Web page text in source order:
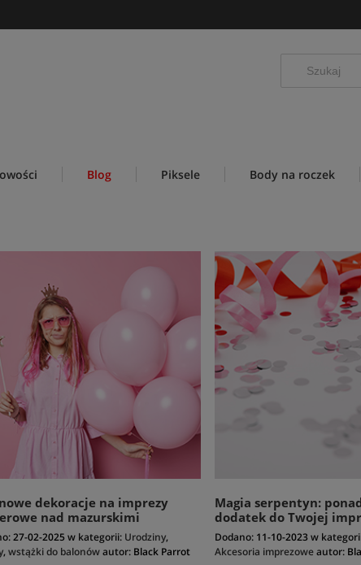
Blog Piksele Body na roczek
dekoracje na imprezy
nad mazurskimi
27-02-2025 w kategorii: Urodziny,
, wstążki do balonówautor: Black Parrot
Magia serpentyn:
dodatek do Twojej
Dodano: 11-10-2023w
Akcesoria imprezoweautor: